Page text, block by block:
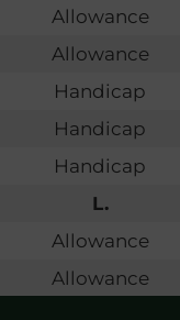
Allowance
Allowance
Handicap
Handicap
Handicap
L.
Allowance
Allowance